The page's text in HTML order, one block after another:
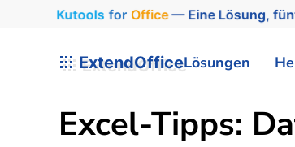
Kutools for Office— Eine Lösung,
ExtendOfficeLösungen
Excel-Tipps: